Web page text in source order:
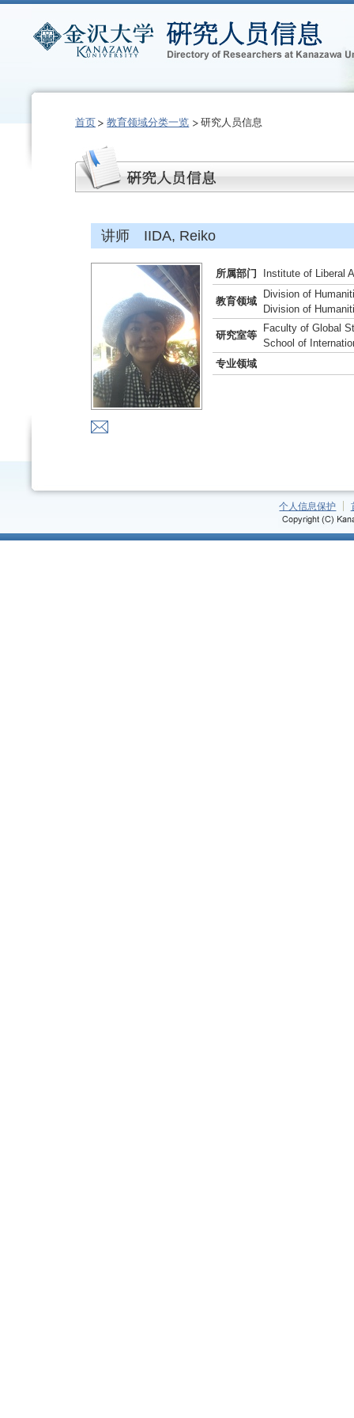
首页 教育领域分类一览 研究人员信息
讲师 IIDA, Reiko
所属部门 Institute of Liberal
教育领域
Division of
Division of
研究室等
Faculty of Global
School of
专业领域
个人信息保护